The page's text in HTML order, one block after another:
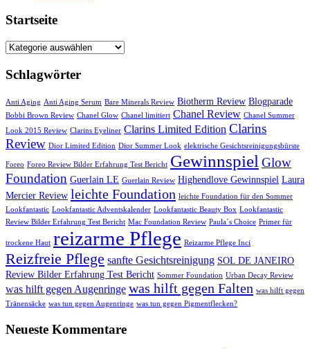
Startseite
Startseite
Schlagwörter
Anti Aging Anti Aging Serum Bare Minerals Review Biotherm Review Blogparade
Bobbi Brown Review Chanel Glow Chanel limitiert Chanel Review Chanel Summer
Look 2015 Review Clarins Eyeliner Clarins Limited Edition Clarins
Review Dior Limited Edition Dior Summer Look elektrische Gesichtsreinigungsbürste
Foreo Foreo Review Bilder Erfahrung Test Bericht GewinnspielGlow
Foundation Guerlain LE Guerlain Review Highendlove Gewinnspiel Laura
Mercier Review leichte Foundation leichte Foundation für den Sommer
Lookfantastic Lookfantastic Adventskalender Lookfantastic Beauty Box Lookfantastic
Review Bilder Erfahrung Test Bericht Mac Foundation Review Paula´s Choice Primer für
trockene Haut reizarme Pflege Reizarme Pflege Inci
Reizfreie Pflege sanfte Gesichtsreinigung SOL DE JANEIRO
Review Bilder Erfahrung Test Bericht Sommer Foundation Urban Decay Review
was hilft gegen Augenringe was hilft gegen Falten was hilft gegen
Tränensäcke was tun gegen Augenringe was tun gegen Pigmentflecken?
Neueste Kommentare